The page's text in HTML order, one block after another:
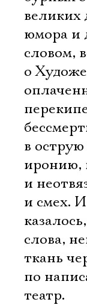
юмора и
словом,
о
в
иронию,
и
и смех. И
слова,
ткань
по
театр.